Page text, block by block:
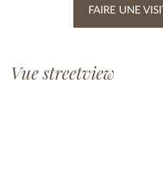
FAIRE UNE
Vue streetview